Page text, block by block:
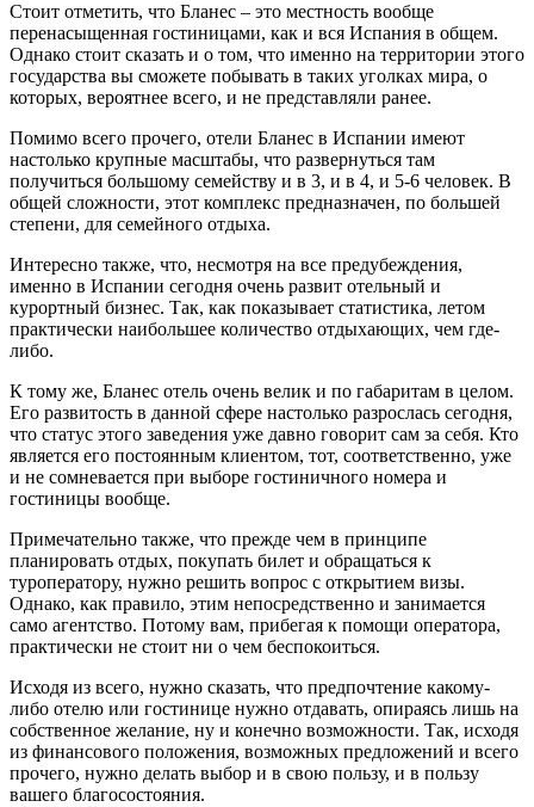
Стоит отметить, что Бланес – это местность вообще
перенасыщенная гостиницами, как и вся Испания в общем.
Однако стоит сказать и о том, что именно на территории этого
государства вы сможете побывать в таких уголках мира, о
которых, вероятнее всего, и не представляли ранее.
Помимо всего прочего, отели Бланес в Испании имеют
настолько крупные масштабы, что развернуться там
получиться большому семейству и в 3, и в 4, и 5-6 человек. В
общей сложности, этот комплекс предназначен, по большей
степени, для семейного отдыха.
Интересно также, что, несмотря на все предубеждения,
именно в Испании сегодня очень развит отельный и
курортный бизнес. Так, как показывает статистика, летом
практически наибольшее количество отдыхающих, чем где-
либо.
К тому же, Бланес отель очень велик и по габаритам в целом.
Его развитость в данной сфере настолько разрослась сегодня,
что статус этого заведения уже давно говорит сам за себя. Кто
является его постоянным клиентом, тот, соответственно, уже
и не сомневается при выборе гостиничного номера и
гостиницы вообще.
Примечательно также, что прежде чем в принципе
планировать отдых, покупать билет и обращаться к
туроператору, нужно решить вопрос с открытием визы.
Однако, как правило, этим непосредственно и занимается
само агентство. Потому вам, прибегая к помощи оператора,
практически не стоит ни о чем беспокоиться.
Исходя из всего, нужно сказать, что предпочтение какому-
либо отелю или гостинице нужно отдавать, опираясь лишь на
собственное желание, ну и конечно возможности. Так, исходя
из финансового положения, возможных предложений и всего
прочего, нужно делать выбор и в свою пользу, и в пользу
вашего благосостояния.